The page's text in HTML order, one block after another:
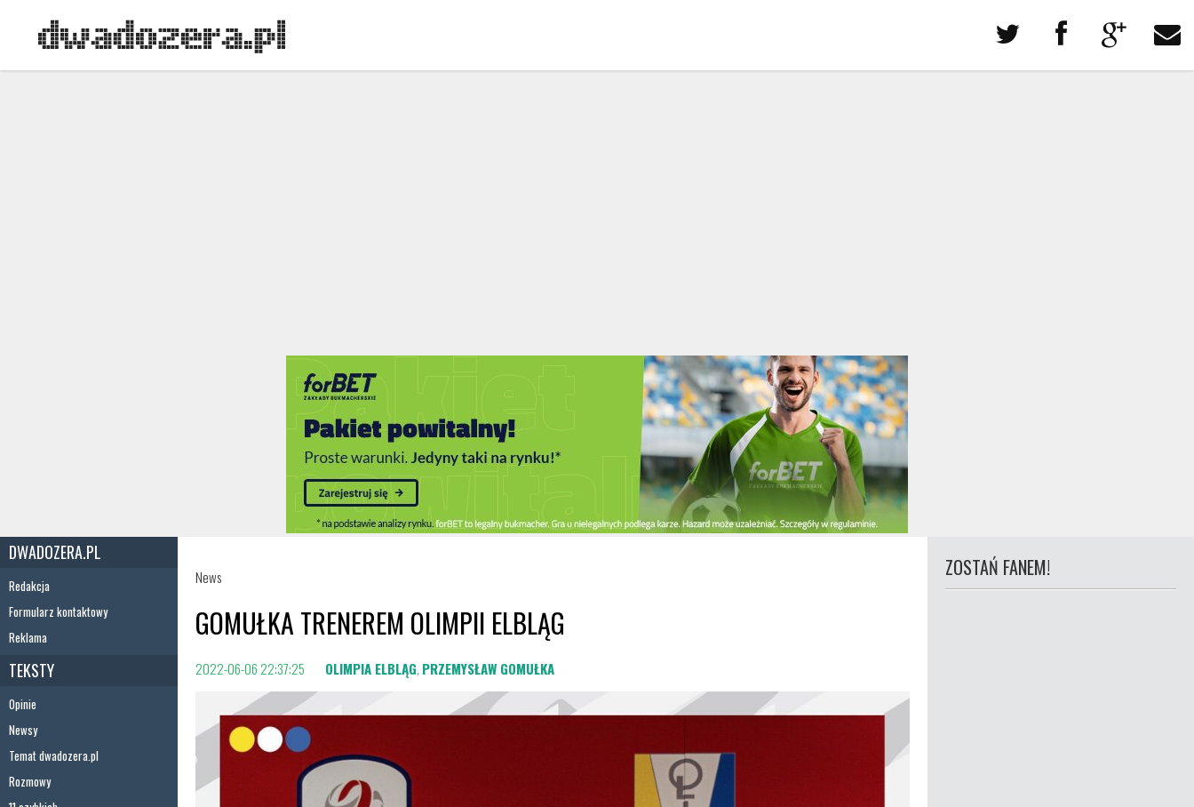
DWADOZERA.PL
Redakcja
Formularz kontaktowy
Reklama
TEKSTY
Opinie
Newsy
Temat dwadozera.pl
Rozmowy
News
GOMUŁKA TRENEREM OLIMPII ELBLĄG
2022-06-06 22:37:25 OLIMPIA ELBLĄG, PRZEMYSŁAW GOMUŁKA
ZOSTAŃ FANEM!